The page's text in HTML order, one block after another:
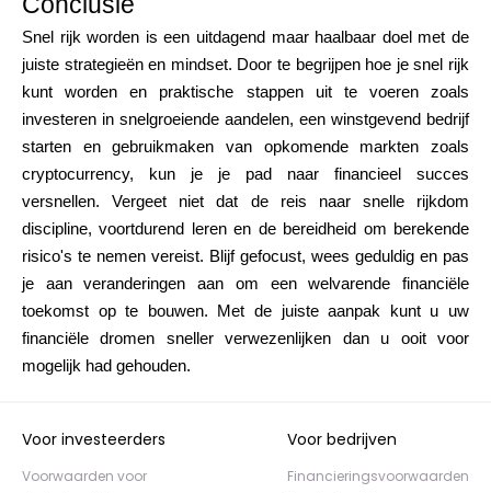
Snel rijk worden is een uitdagend maar haalbaar doel met de
juiste strategieën en mindset. Door te begrijpen hoe je snel rijk
kunt worden en praktische stappen uit te voeren zoals
investeren in snelgroeiende aandelen, een winstgevend bedrijf
starten en gebruikmaken van opkomende markten zoals
cryptocurrency, kun je je pad naar financieel succes
versnellen. Vergeet niet dat de reis naar snelle rijkdom
discipline, voortdurend leren en de bereidheid om berekende
risico's te nemen vereist. Blijf gefocust, wees geduldig en pas
je aan veranderingen aan om een welvarende financiële
toekomst op te bouwen. Met de juiste aanpak kunt u uw
financiële dromen sneller verwezenlijken dan u ooit voor
mogelijk had gehouden.
Voor investeerders
Voorwaarden voor
Voor bedrijven
Financieringsvoorwaarden